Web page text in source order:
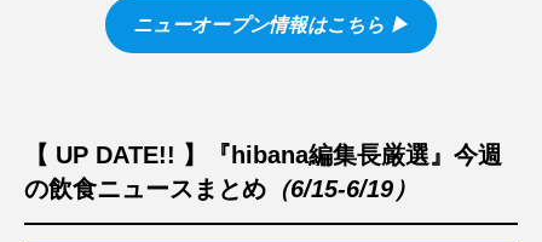
ニューオープン情報はこちら ▶︎
【 UP DATE!! 】『hibana編集長厳選』今週
の飲食ニュースまとめ （6/15-6/19）